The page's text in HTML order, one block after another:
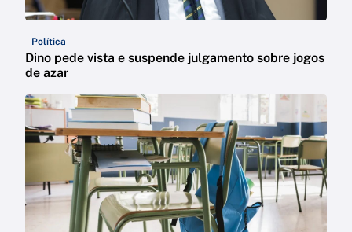
Política
Dino pede vista e suspende julgamento sobre jogos
de azar